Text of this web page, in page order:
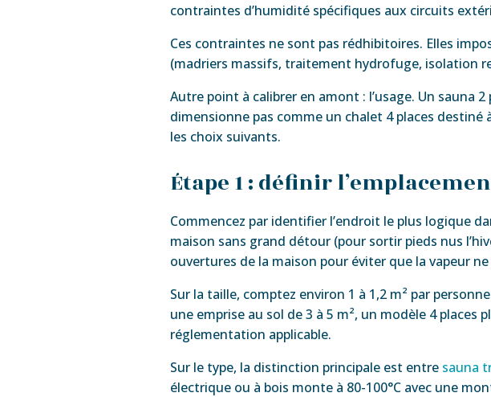
contraintes d’humidité spécifiques aux circuits
Ces contraintes ne sont pas rédhibitoires. Elles
(madriers massifs, traitement hydrofuge, isolation
Autre point à calibrer en amont : l’usage. Un sauna
dimensionne pas comme un chalet 4 places
les choix suivants.
Étape 1 : définir
Commencez par identifier l’endroit le plus logique
maison sans grand détour (pour sortir pieds nus
ouvertures de la maison pour éviter que la vapeur ne
Sur la taille, comptez environ 1 à 1,2 m² par
une emprise au sol de 3 à 5 m², un modèle 4
réglementation applicable.
Sur le type, la distinction principale est entre sauna
électrique ou à bois monte à 80-100°C avec une